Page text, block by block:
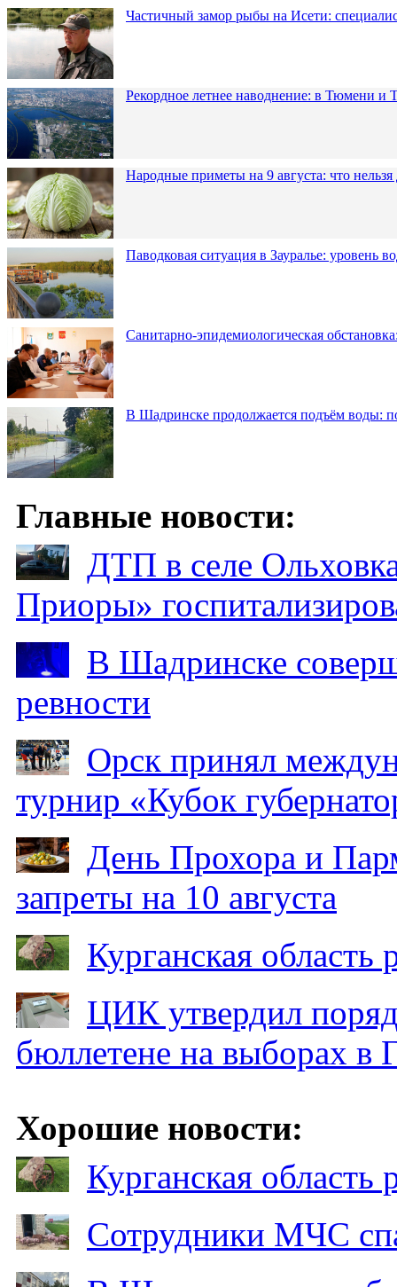
Частичный замор рыбы на Исети:
Рекордное летнее наводнение: в Тюмени и
Народные приметы на 9 августа: что
Паводковая ситуация в Зауралье: уровень
Санитарно-эпидемиологическая
В Шадринске продолжается подъём воды:
Главные новости:
ДТП в селе
Приоры»
В Шадринске
ревности
Орск принял
турнир «Кубок
День Прохора и
запреты на 10 августа
Курганская
ЦИК утвердил
бюллетене на выборах в
Хорошие новости:
Курганская
Сотрудники МЧС